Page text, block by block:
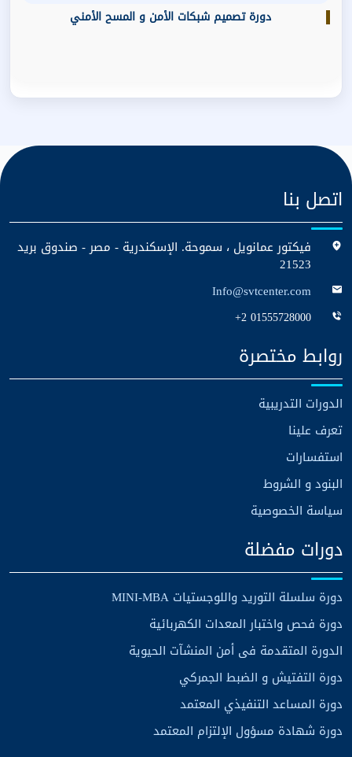
دورة تصميم شبكات الأمن و المسح الأمني
اتصل بنا
فيكتور عمانويل ، سموحة. الإسكندرية - مصر - صندوق بريد
21523
Info@svtcenter.com
+2 01555728000
روابط مختصرة
الدورات التدريبية
تعرف علينا
استفسارات
البنود و الشروط
سياسة الخصوصية
دورات مفضلة
دورة سلسلة التوريد واللوجستيات MINI-MBA
دورة فحص واختبار المعدات الكهربائية
الدورة المتقدمة فى أمن المنشآت الحيوية
دورة التفتيش و الضبط الجمركي
دورة المساعد التنفيذي المعتمد
دورة شهادة مسؤول الإلتزام المعتمد